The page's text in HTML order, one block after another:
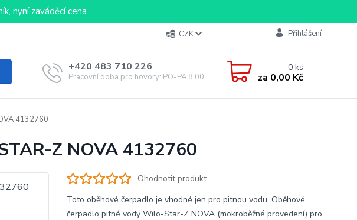
nyní zaváděcí cena
CZK Přihlášení
+420 483 710 226
Pracovní doba pro hovory: PO-PA 8,00-16,00
0ks
za 0,00 Kč
4132760
Z NOVA 4132760
Ohodnotit produkt
Toto oběhové čerpadlo je vhodné jen pro pitnou vodu. Oběhové
čerpadlo pitné vody Wilo-Star-Z NOVA (mokroběžné provedení) pro